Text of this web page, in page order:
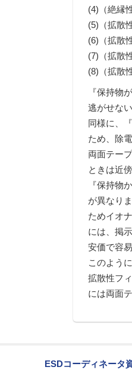
(4)（絶
(5)（拡
(6)（拡
(7)（拡
(8)（拡
『保持物
逃がせな
同様に、
ため、除
両面テー
ときは近
『保持物
が異なり
ためイオ
には、掲
安価で容
このよう
拡散性フ
には両面
ESDコーディネータ